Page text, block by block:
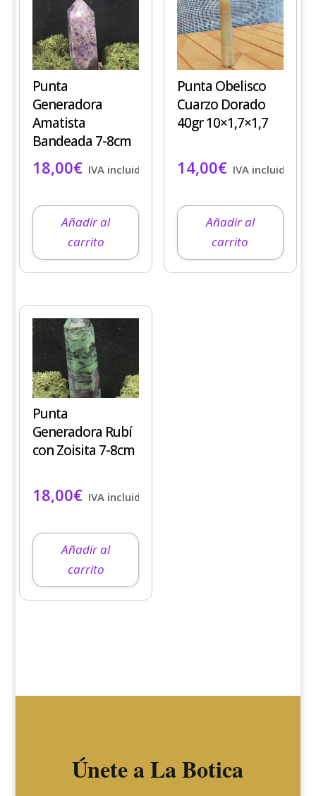
Punta
Generadora
Amatista
Bandeada 7-8cm
18,00€ IVA incluido
Añadir al
carrito
Punta Obelisco
Cuarzo Dorado
40gr 10×1,7×1,7
14,00€ IVA incluido
Añadir al
carrito
Punta
Generadora Rubí
con Zoisita 7-8cm
18,00€ IVA incluido
Añadir al
carrito